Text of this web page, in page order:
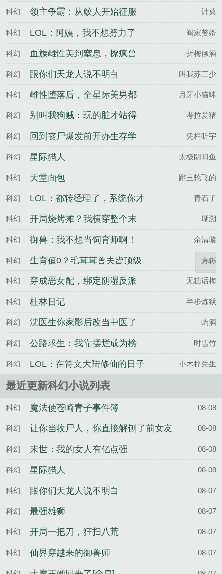
圣女！
科幻 领主争霸：从鲛人开始征服 计莫
科幻 LOL：阿姨，我不想努力了 阎家赘婿
科幻
血族雌性美到窒息，撩疯兽
世大佬
折梅倾酒
科幻 跟你们天龙人说不明白 叫我苏三少
科幻
雌性堕落后，全星际美男都
吻上来
月牙小猫咪
科幻
别叫我狗贼：玩的脏才站得
稳
考拉爱猪
科幻
回到丧尸爆发前开办生存学
校
凭栏听宇
科幻 星际猎人 太极阴阳鱼
科幻 天堂面包 蹬三轮飞的
科幻
LOL：都转经理了，系统你才
来
青石子
科幻
开局烧烤摊？我横穿整个末
世暴富
瑚溯
科幻 御兽：我不想当饲育师啊！ 余清璇
科幻
生育值0？毛茸茸兽夫皆顶级
大佬
青铄
科幻
穿成恶女配，绑定阴湿反派
黑化前
无糖话梅
科幻 杜林日记 半步炼狱
科幻 沈医生你家影后改当中医了 屿酒
科幻
公路求生：我靠摆烂成为榜
一
时雪竹
科幻 LOL：在符文大陆修仙的日子 小木梓先生
最近更新科幻小说列表
科幻 魔法使苍崎青子事件簿 08-08
科幻 让你当收尸人，你直接解刨了前女友 08-08
科幻 末世：我的女人有亿点强 08-08
科幻 星际猎人 08-08
科幻 跟你们天龙人说不明白 08-07
科幻 最强雄狮 08-07
科幻 开局一把刀，狂扫八荒 08-07
科幻 仙界穿越来的御兽师 08-07